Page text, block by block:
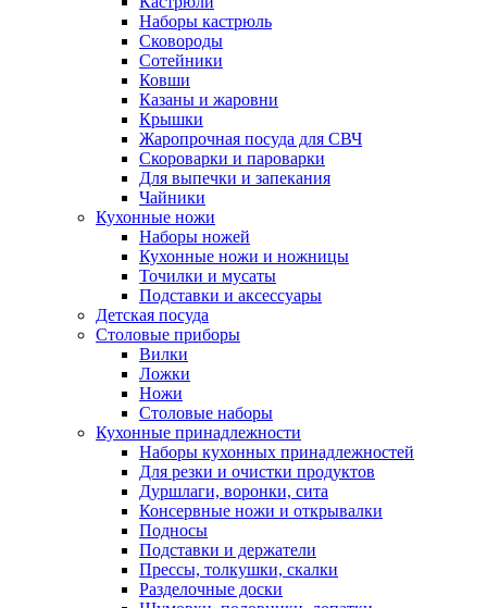
Наборы кастрюль
Сковороды
Сотейники
Ковши
Казаны и жаровни
Крышки
Жаропрочная посуда для СВЧ
Скороварки и пароварки
Для выпечки и запекания
Чайники
Кухонные ножи
Наборы ножей
Кухонные ножи и ножницы
Точилки и мусаты
Подставки и аксессуары
Детская посуда
Столовые приборы
Вилки
Ложки
Ножи
Столовые наборы
Кухонные принадлежности
Наборы кухонных принадлежностей
Для резки и очистки продуктов
Дуршлаги, воронки, сита
Консервные ножи и открывалки
Подносы
Подставки и держатели
Прессы, толкушки, скалки
Разделочные доски